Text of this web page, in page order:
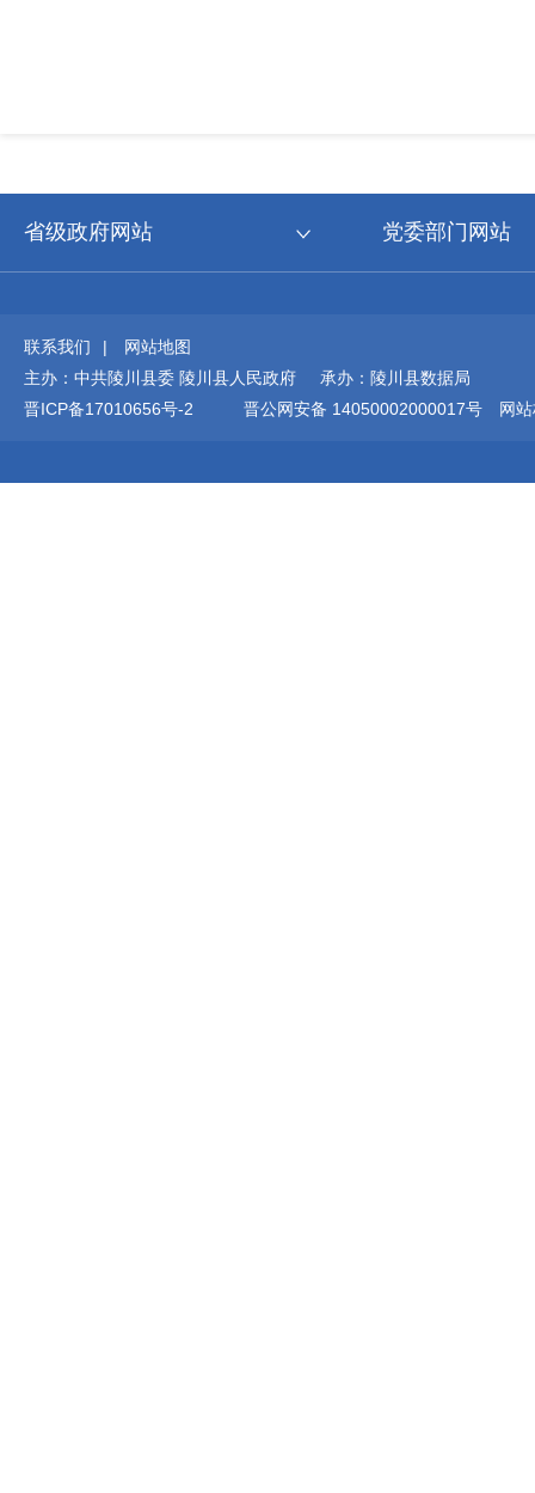
省级政府网站 党委部门网站
联系我们 |
网站地图
主办：中共陵川县委 陵川县人民政府 承办：陵川县数据局
晋ICP备17010656号-2
晋公网安备 14050002000017号 网